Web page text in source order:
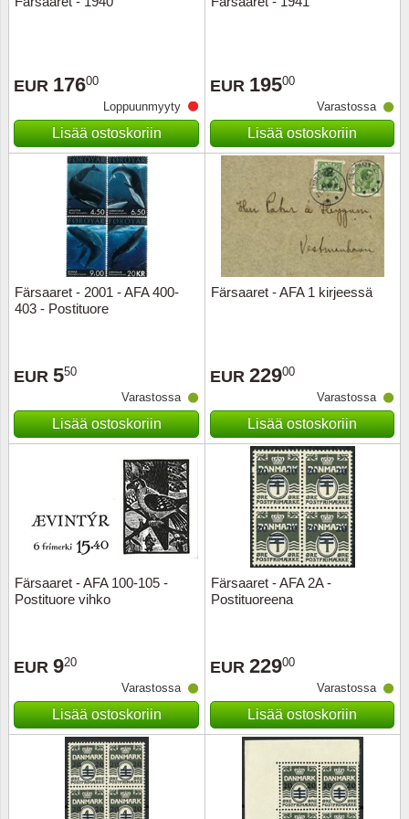
EUR 17600
Loppuunmyyty
Lisää ostoskoriin
EUR 19500
Varastossa
Lisää ostoskoriin
Färsaaret - 2001 - AFA 400-
403 - Postituore
EUR 550
Varastossa
Lisää ostoskoriin
Färsaaret - AFA 1 kirjeessä
EUR 22900
Varastossa
Lisää ostoskoriin
Färsaaret - AFA 100-105 -
Postituore vihko
EUR 920
Varastossa
Lisää ostoskoriin
Färsaaret - AFA 2A -
Postituoreena
EUR 22900
Varastossa
Lisää ostoskoriin
Japani
Kiina
Puola